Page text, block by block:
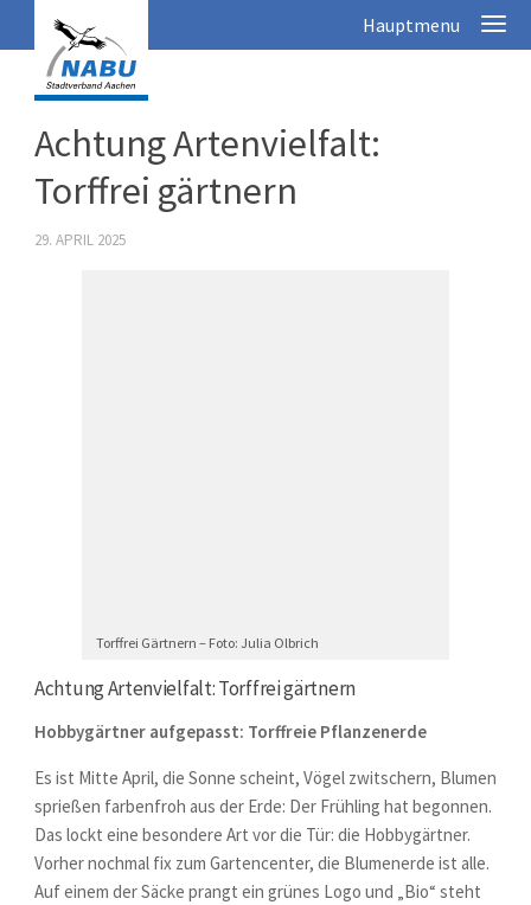
Achtung Artenvielfalt:
Torffrei gärtnern
29. APRIL 2025
Torffrei Gärtnern – Foto: Julia Olbrich
Achtung Artenvielfalt: Torffrei gärtnern
Hobbygärtner aufgepasst: Torffreie Pflanzenerde
Es ist Mitte April, die Sonne scheint, Vögel zwitschern, Blumen
sprießen farbenfroh aus der Erde: Der Frühling hat begonnen.
Das lockt eine besondere Art vor die Tür: die Hobbygärtner.
Vorher nochmal fix zum Gartencenter, die Blumenerde ist alle.
Auf einem der Säcke prangt ein grünes Logo und „Bio“ steht